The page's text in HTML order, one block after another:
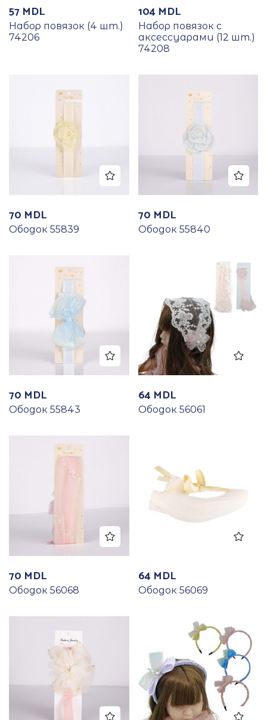
57 MDL
Набор повязок (4 шт.)
74206
104 MDL
Набор повязок с
аксессуарами (12 шт.)
74208
70 MDL
Ободок 55839
70 MDL
Ободок 55840
70 MDL
Ободок 55843
64 MDL
Ободок 56061
70 MDL
Ободок 56068
64 MDL
Ободок 56069